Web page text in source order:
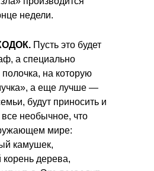
недели.
Пусть это будет
а специально
на которую
а еще лучше —
будут приносить и
необычное, что
мире:
камушек,
дерева,